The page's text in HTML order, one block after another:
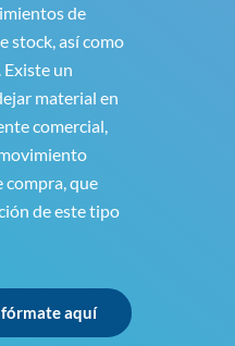
de
stock, así como
Existe un
material en
comercial,
compra, que
de este tipo
aquí